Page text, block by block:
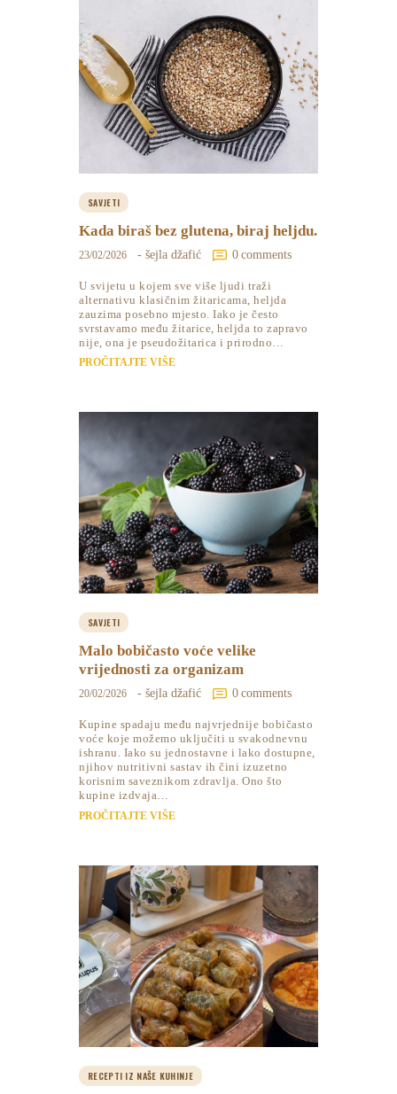
SAVJETI
Kada biraš bez glutena, biraj heljdu.
23/02/2026 - šejla džafić 0 comments
U svijetu u kojem sve više ljudi traži
alternativu klasičnim žitaricama, heljda
zauzima posebno mjesto. Iako je često
svrstavamo među žitarice, heljda to zapravo
nije, ona je pseudožitarica i prirodno…
PROČITAJTE VIŠE
SAVJETI
Malo bobičasto voće velike
vrijednosti za organizam
20/02/2026 - šejla džafić 0 comments
Kupine spadaju među najvrjednije bobičasto
voće koje možemo uključiti u svakodnevnu
ishranu. Iako su jednostavne i lako dostupne,
njihov nutritivni sastav ih čini izuzetno
korisnim saveznikom zdravlja. Ono što
kupine izdvaja…
PROČITAJTE VIŠE
RECEPTI IZ NAŠE KUHINJE